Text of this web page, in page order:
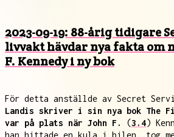
2023-09-19: 88-årig tidigare
livvakt hävdar nya fakta om
F. Kennedy i ny bok
För detta anställde av Secret
Landis skriver i sin nya bok The
var på plats när John F.
(3.4)
han hittade en kula i bilen, tog